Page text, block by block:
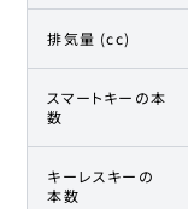
排気量 (cc)
スマートキーの本
数
キーレスキーの
本数